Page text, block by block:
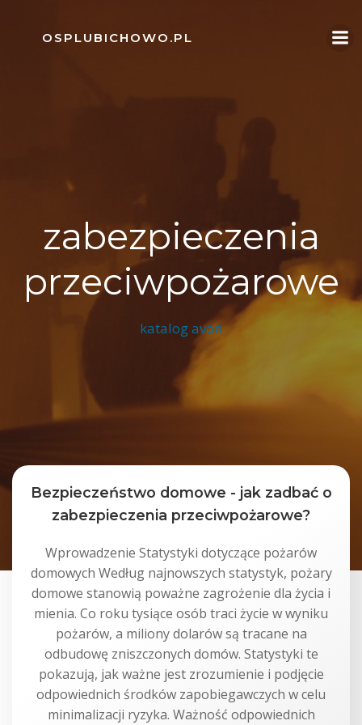
content
OSPLUBICHOWO.PL
zabezpieczenia
przeciwpożarowe
katalog avon
Bezpieczeństwo domowe - jak zadbać o
zabezpieczenia przeciwpożarowe?
Wprowadzenie Statystyki dotyczące pożarów
domowych Według najnowszych statystyk, pożary
domowe stanowią poważne zagrożenie dla życia i
mienia. Co roku tysiące osób traci życie w wyniku
pożarów, a miliony dolarów są tracane na
odbudowę zniszczonych domów. Statystyki te
pokazują, jak ważne jest zrozumienie i podjęcie
odpowiednich środków zapobiegawczych w celu
minimalizacji ryzyka. Ważność odpowiednich